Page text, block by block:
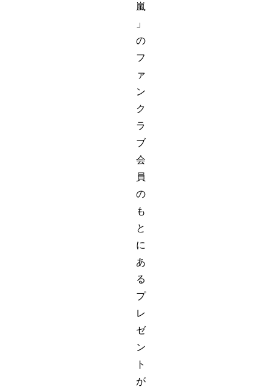
嵐
」
の
フ
ァ
ン
ク
ラ
ブ
会
員
の
も
と
に
あ
る
プ
レ
ゼ
ン
ト
が